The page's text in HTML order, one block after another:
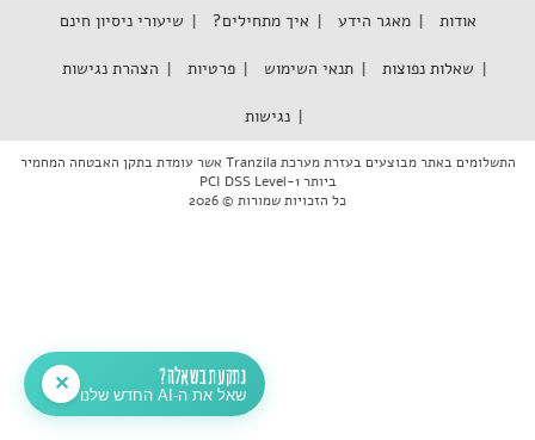
אודות מאגר הידע איך מתחילים? שיעורי ניסיון חינם
שאלות נפוצות תנאי השימוש פרטיות הצהרת נגישות
נגישות
התשלומים באתר מבוצעים בעזרת מערכת Tranzila אשר עומדת בתקן האבטחה המחמיר
ביותר PCI DSS Level-1
כל הזכויות שמורות © 2026
נתקעת בשאלה?
שאל את ה-AI החדש שלנו
✕